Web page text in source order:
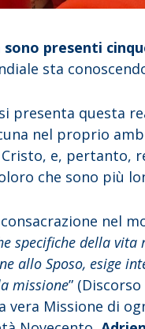
presenti
sta
presenta questa
nel proprio
e, pertanto,
che sono più
nel
specifiche della vita
allo Sposo, esige
missione”
vera Missione di